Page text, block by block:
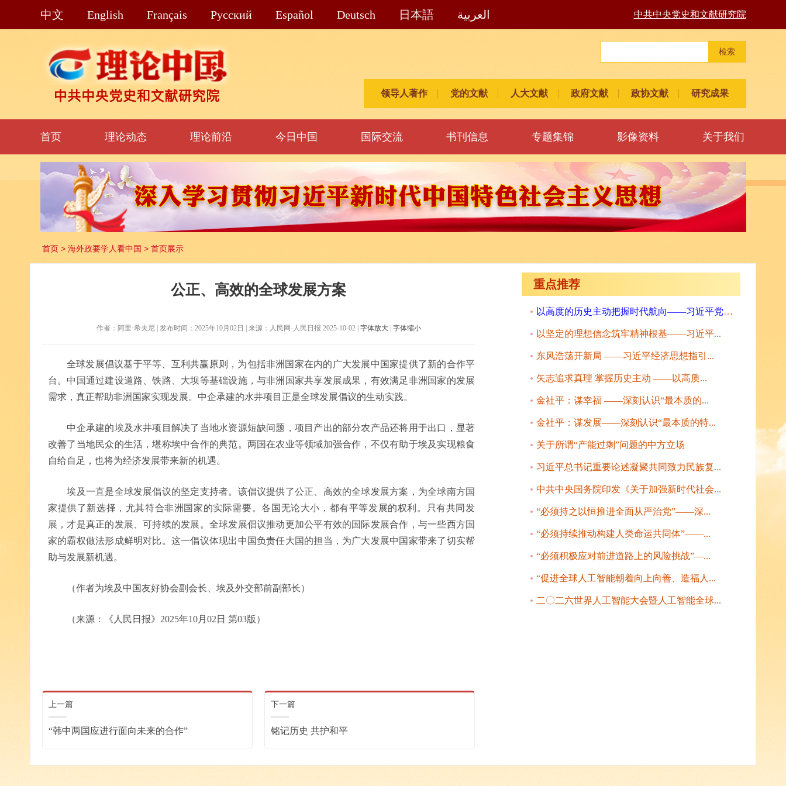
中文 English Français Pусский Español Deutsch 日本語 العربية 中共中央党史和文献研究院
检索
领导人著作 党的文献 人大文献 政府文献 政协文献 研究成果
首页 理论动态 理论前沿 今日中国 国际交流 书刊信息 专题集锦 影像资料 关于我们
首页 > 海外政要学人看中国 > 首页展示
公正、高效的全球发展方案
作者：阿里·希夫尼 | 发布时间：2025年10月02日 | 来源：人民网-人民日报 2025-10-02 | 字体放大| 字体缩小
全球发展倡议基于平等、互利共赢原则，为包括非洲国家在内的广大发展中国家提供了新的合作平
台。中国通过建设道路、铁路、大坝等基础设施，与非洲国家共享发展成果，有效满足非洲国家的发展
需求，真正帮助非洲国家实现发展。中企承建的水井项目正是全球发展倡议的生动实践。
中企承建的埃及水井项目解决了当地水资源短缺问题，项目产出的部分农产品还将用于出口，显著
改善了当地民众的生活，堪称埃中合作的典范。两国在农业等领域加强合作，不仅有助于埃及实现粮食
自给自足，也将为经济发展带来新的机遇。
埃及一直是全球发展倡议的坚定支持者。该倡议提供了公正、高效的全球发展方案，为全球南方国
家提供了新选择，尤其符合非洲国家的实际需要。各国无论大小，都有平等发展的权利。只有共同发
展，才是真正的发展、可持续的发展。全球发展倡议推动更加公平有效的国际发展合作，与一些西方国
家的霸权做法形成鲜明对比。这一倡议体现出中国负责任大国的担当，为广大发展中国家带来了切实帮
助与发展新机遇。
（作者为埃及中国友好协会副会长、埃及外交部前副部长）
（来源：《人民日报》2025年10月02日 第03版）
上一篇
“韩中两国应进行面向未来的合作”
下一篇
铭记历史 共护和平
重点推荐
以高度的历史主动把握时代航向——习近平党建...
以坚定的理想信念筑牢精神根基——习近平...
东风浩荡开新局 ——习近平经济思想指引...
矢志追求真理 掌握历史主动 ——以高质...
金社平：谋幸福 ——深刻认识“最本质的...
金社平：谋发展——深刻认识“最本质的特...
关于所谓“产能过剩”问题的中方立场
习近平总书记重要论述凝聚共同致力民族复...
中共中央国务院印发《关于加强新时代社会...
“必须持之以恒推进全面从严治党”——深...
“必须持续推动构建人类命运共同体”——...
“必须积极应对前进道路上的风险挑战”—...
“促进全球人工智能朝着向上向善、造福人...
二〇二六世界人工智能大会暨人工智能全球...